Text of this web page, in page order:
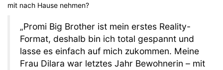
mit nach Hause nehmen?
„Promi Big Brother ist mein erstes Reality-
Format, deshalb bin ich total gespannt und
lasse es einfach auf mich zukommen. Meine
Frau Dilara war letztes Jahr Bewohnerin – mit